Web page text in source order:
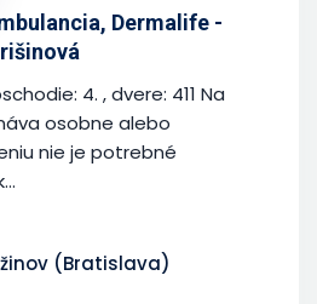
Dermalife -
4. , dvere: 411 Na
osobne alebo
nie je potrebné
(Bratislava)